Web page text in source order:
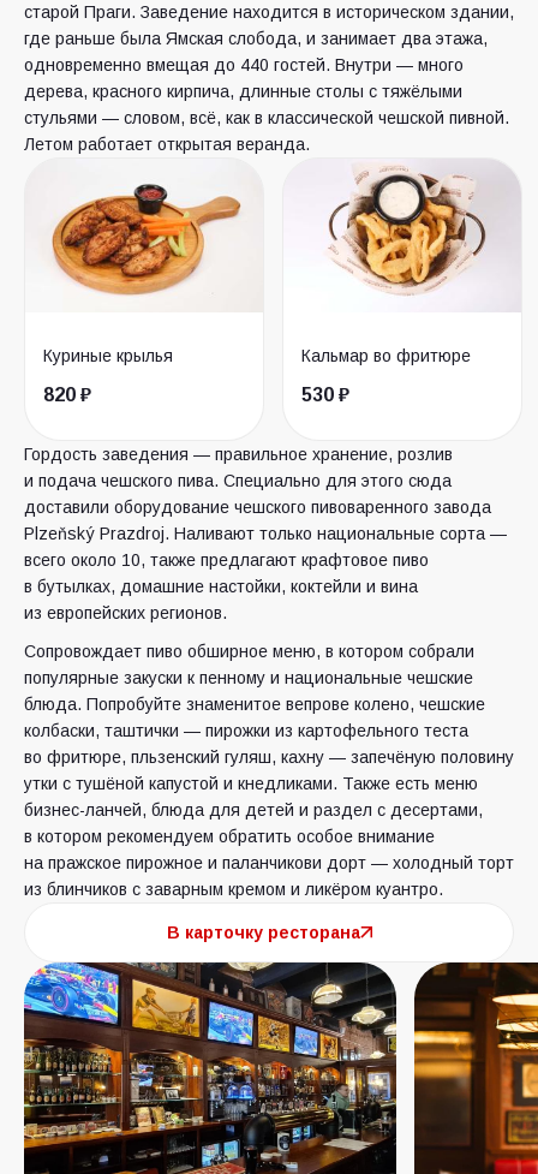
старой Праги. Заведение находится в историческом здании,
где раньше была Ямская слобода, и занимает два этажа,
одновременно вмещая до 440 гостей. Внутри — много
дерева, красного кирпича, длинные столы с тяжёлыми
стульями — словом, всё, как в классической чешской пивной.
Летом работает открытая веранда.
Куриные крылья
820 ₽
Кальмар во фритюре
530 ₽
Гордость заведения — правильное хранение, розлив
и подача чешского пива. Специально для этого сюда
доставили оборудование чешского пивоваренного завода
Plzeňský Prazdroj. Наливают только национальные сорта —
всего около 10, также предлагают крафтовое пиво
в бутылках, домашние настойки, коктейли и вина
из европейских регионов.
Сопровождает пиво обширное меню, в котором собрали
популярные закуски к пенному и национальные чешские
блюда. Попробуйте знаменитое вепрове колено, чешские
колбаски, таштички — пирожки из картофельного теста
во фритюре, пльзенский гуляш, кахну — запечёную половину
утки с тушёной капустой и кнедликами. Также есть меню
бизнес-ланчей, блюда для детей и раздел с десертами,
в котором рекомендуем обратить особое внимание
на пражское пирожное и паланчикови дорт — холодный торт
из блинчиков с заварным кремом и ликёром куантро.
В карточку ресторана